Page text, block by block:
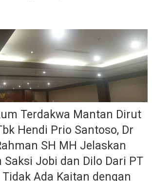
Terdakwa Mantan Dirut
Hendi Prio Santoso, Dr
SH MH Jelaskan
Saksi Jobi dan Dilo Dari PT
Tidak Ada Kaitan dengan